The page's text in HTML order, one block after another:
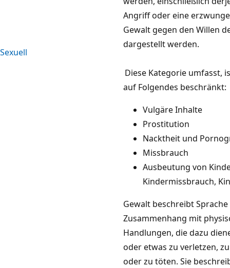
Sexuell
Angriff oder eine
Gewalt gegen den Willen
dargestellt werden.
Diese Kategorie umfasst,
auf Folgendes beschränkt:
Vulgäre Inhalte
Prostitution
Nacktheit und
Missbrauch
Ausbeutung von
Kindermissbrauch,
Gewalt beschreibt
Zusammenhang mit
Handlungen, die dazu
oder etwas zu verletzen,
oder zu töten. Sie